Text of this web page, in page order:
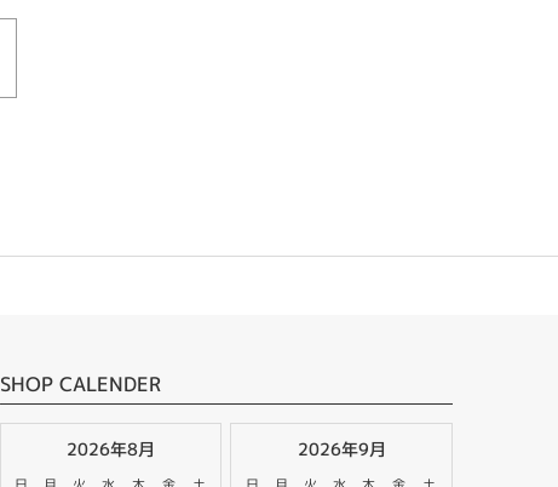
SHOP CALENDER
2026年8月 2026年9月